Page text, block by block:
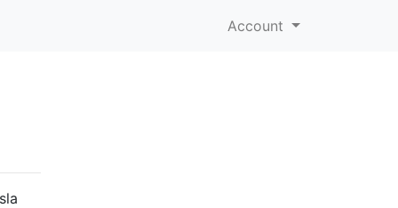
Account